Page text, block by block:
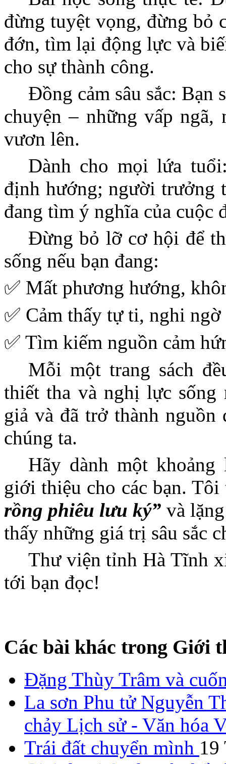
đừng tuyệt vọng, đừng bỏ
đớn, tìm lại động lực và
cho sự thành công.
Đồng cảm sâu sắc: Bạn
chuyện – những vấp
vươn lên.
Dành cho mọi lứa
định hướng; người trưởng
đang tìm ý nghĩa của cuộc
Đừng bỏ lỡ cơ hội để
sống nếu bạn đang:
✅ Mất phương hướng,
✅ Cảm thấy tự ti, nghi
✅ Tìm kiếm nguồn cảm
Mỗi một trang sách
thiết tha và nghị lực
giả và đã trở thành
chúng ta.
Hãy dành một
giới thiệu cho các bạn.
rồng phiêu lưu ký” và
thấy những giá trị sâu sắc
Thư viện tỉnh Hà Tĩnh
tới bạn đọc!
Các bài khác trong Giới
Đặng Thùy Trâm và
La sơn Phu tử Nguyễn
chảy Lịch sử - Văn hóa
Trái đất chuyển mình 19